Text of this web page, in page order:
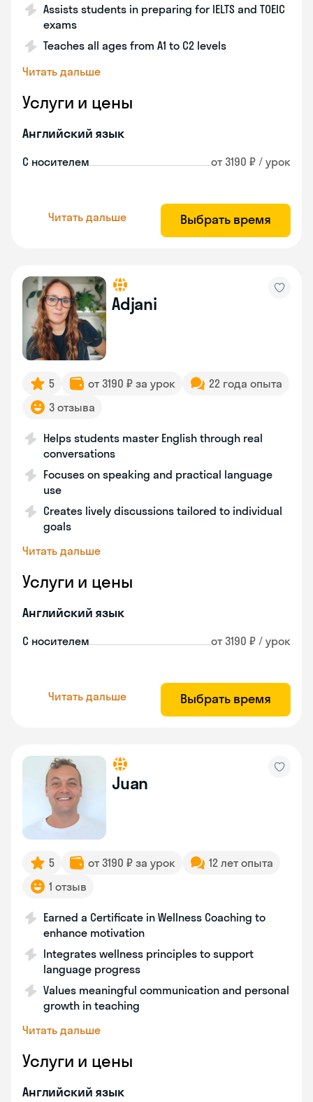
Assists students in preparing for IELTS and TOEIC
exams
Teaches all ages from A1 to C2 levels
Читать дальше
Услуги и цены
Английский язык
С носителем от 3190 ₽ / урок
Читать дальше Выбрать время
Adjani
5 от 3190 ₽ за урок
22 года опыта
3 отзыва
Helps students master English through real
conversations
Focuses on speaking and practical language
use
Creates lively discussions tailored to individual
goals
Читать дальше
Услуги и цены
Английский язык
С носителем от 3190 ₽ / урок
Читать дальше Выбрать время
Juan
5 от 3190 ₽ за урок
12 лет опыта
1 отзыв
Earned a Certificate in Wellness Coaching to
enhance motivation
Integrates wellness principles to support
language progress
Values meaningful communication and personal
growth in teaching
Читать дальше
Услуги и цены
Английский язык